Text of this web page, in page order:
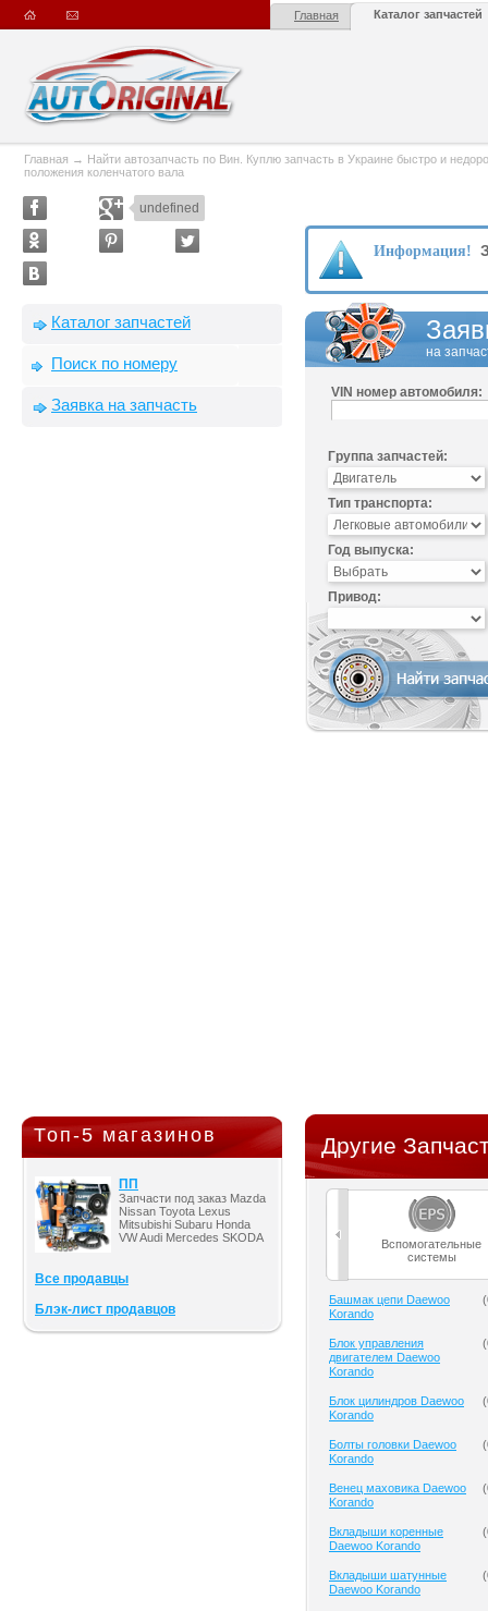
Главная Каталог запчастей
Главная → Найти автозапчасть по Вин. Куплю запчасть в Украине быстро и
положения коленчатого вала
undefined
Каталог запчастей
Поиск по номеру
Заявка на запчасть
Топ-5 магазинов
ПП
Запчасти под заказ Mazda
Nissan Toyota Lexus
Mitsubishi Subaru Honda
VW Audi Mercedes SKODA
Все продавцы
Блэк-лист продавцов
Информация!
на
VIN номер автомобиля:
Группа запчастей:
Тип транспорта:
Год выпуска:
Привод:
Другие
Вспомогательные
системы
Башмак цепи Daewoo
Korando
(
Блок управления
двигателем Daewoo
Korando
(
Блок цилиндров Daewoo
Korando
(
Болты головки Daewoo
Korando
(
Венец маховика Daewoo
Korando
(
Вкладыши коренные
Daewoo Korando
(
Вкладыши шатунные
Daewoo Korando
(